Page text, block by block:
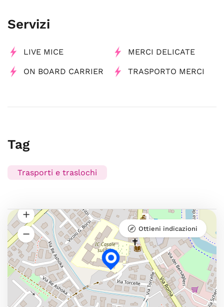
Servizi
LIVE MICE MERCI DELICATE
ON BOARD CARRIER TRASPORTO MERCI
Tag
Trasporti e traslochi
Ottieni indicazioni